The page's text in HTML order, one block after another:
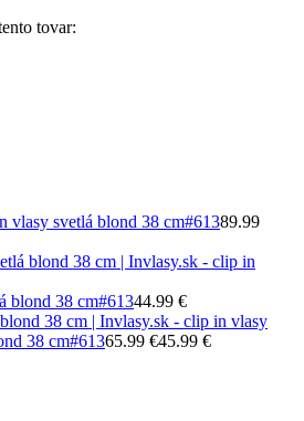
tovar:
vlasy svetlá blond 38 cm#61389.99
blond 38 cm#61344.99 €
38 cm#61365.99 €45.99 €